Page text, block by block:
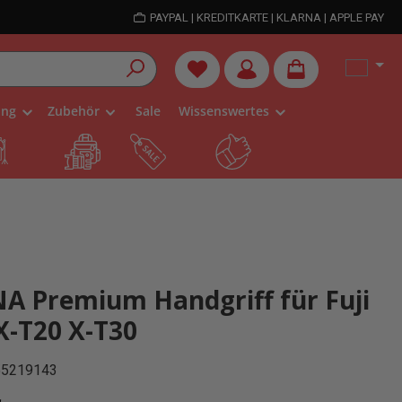
PAYPAL | KREDITKARTE | KLARNA | APPLE PAY
Du hast 0 Produkte auf dem
Zubehör Sale Wissenswertes
Premium Handgriff für Fuji
T20 X-T30